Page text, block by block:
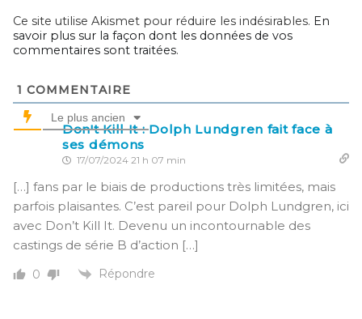
Ce site utilise Akismet pour réduire les indésirables. En
savoir plus sur la façon dont les données de vos
commentaires sont traitées.
1 COMMENTAIRE
Le plus ancien
Don't Kill It : Dolph Lundgren fait face à
ses démons
17/07/2024 21 h 07 min
[…] fans par le biais de productions très limitées, mais
parfois plaisantes. C’est pareil pour Dolph Lundgren, ici
avec Don’t Kill It. Devenu un incontournable des
castings de série B d’action […]
0 Répondre